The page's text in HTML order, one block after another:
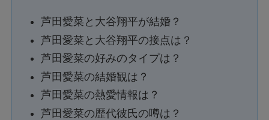
芦田愛菜と大谷翔平が結婚？
芦田愛菜と大谷翔平の接点は？
芦田愛菜の好みのタイプは？
芦田愛菜の結婚観は？
芦田愛菜の熱愛情報は？
芦田愛菜の歴代彼氏の噂は？